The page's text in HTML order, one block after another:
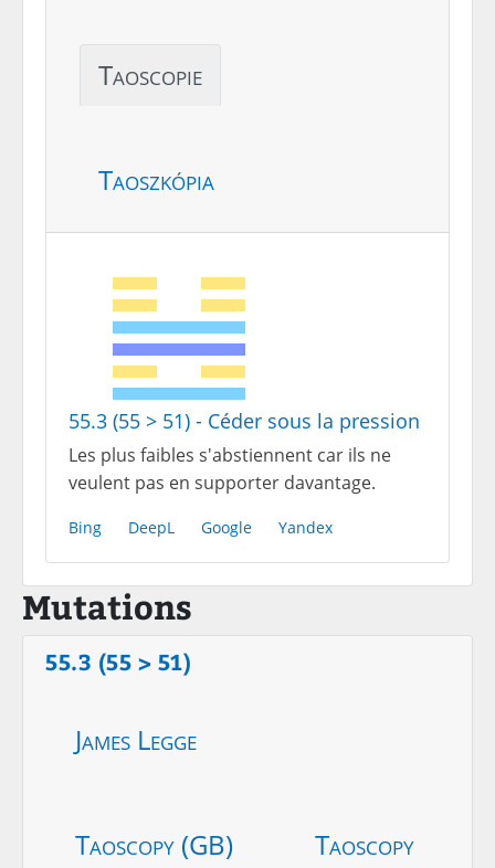
Taoscopie
Taoszkópia
55.3 (55 > 51) - Céder sous la pression
Les plus faibles s'abstiennent car ils ne
veulent pas en supporter davantage.
Bing DeepL Google Yandex
Mutations
55.3 (55 > 51)
James Legge
Taoscopy (GB) Taoscopy